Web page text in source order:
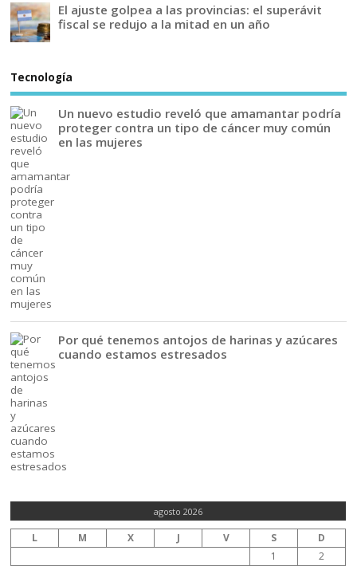
El ajuste golpea a las provincias: el superávit
fiscal se redujo a la mitad en un año
Tecnología
Un nuevo estudio reveló que amamantar podría
proteger contra un tipo de cáncer muy común
en las mujeres
Por qué tenemos antojos de harinas y azúcares
cuando estamos estresados
agosto 2026
L M X J V S
D
1
2